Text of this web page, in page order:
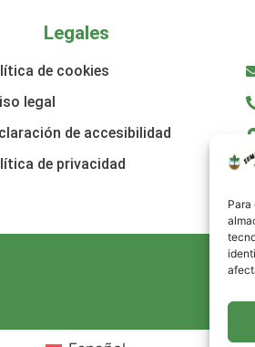
Legales
de cookies
legal
de accesibilidad
de privacidad